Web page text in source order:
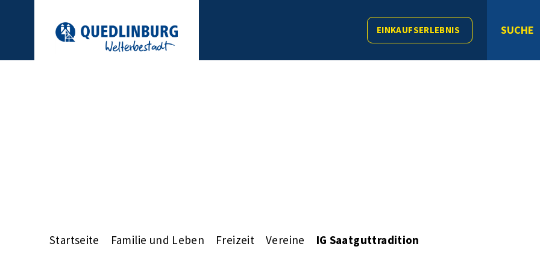
EINKAUFSERLEBNIS SUCHE
Startseite Familie und Leben Freizeit Vereine IG Saatguttradition